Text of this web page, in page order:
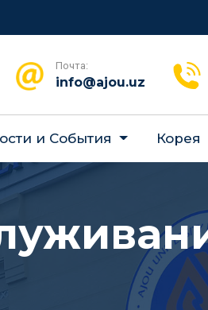
Почта:
info@ajou.uz
и События Корея